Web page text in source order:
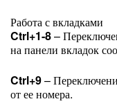
Работа с вкладками
Ctrl+1-8–
на панели вкладок
Ctrl+9–
от ее номера.